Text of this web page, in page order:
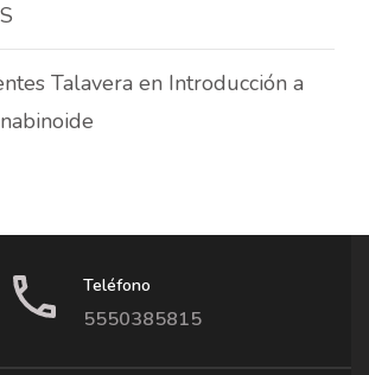
Talavera en Introducción a
Teléfono
5550385815